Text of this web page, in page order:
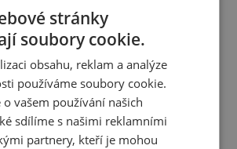
do 30 kW
armování
směs
stránky
soubory cookie.
obsahu, reklam a analýze
používáme soubory cookie.
vašem používání našich
sdílíme s našimi reklamními
partnery, kteří je mohou